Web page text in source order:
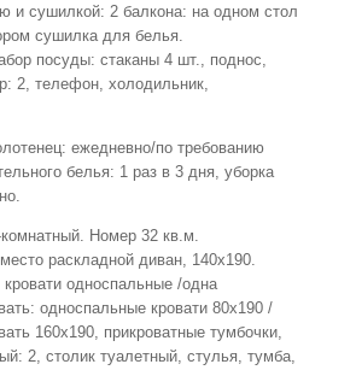
и сушилкой: 2 балкона: на одном стол
сушилка для белья.
посуды: стаканы 4 шт., поднос,
2, телефон, холодильник,
ежедневно/по требованию
белья: 1 раз в 3 дня, уборка
Номер 32 кв.м.
раскладной диван, 140х190.
односпальные /одна
односпальные кровати 80х190 /
160х190, прикроватные тумбочки,
2, столик туалетный, стулья, тумба,